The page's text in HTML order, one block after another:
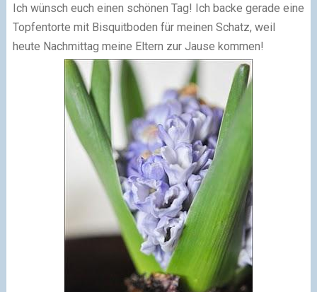
Ich wünsch euch einen schönen Tag! Ich backe gerade eine
Topfentorte mit Bisquitboden für meinen Schatz, weil
heute Nachmittag meine Eltern zur Jause kommen!